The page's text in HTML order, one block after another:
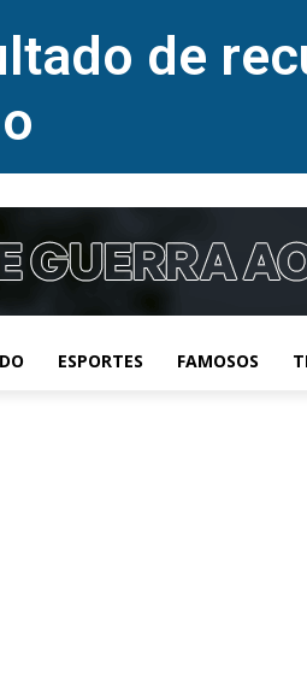
de
ESPORTES FAMOSOS